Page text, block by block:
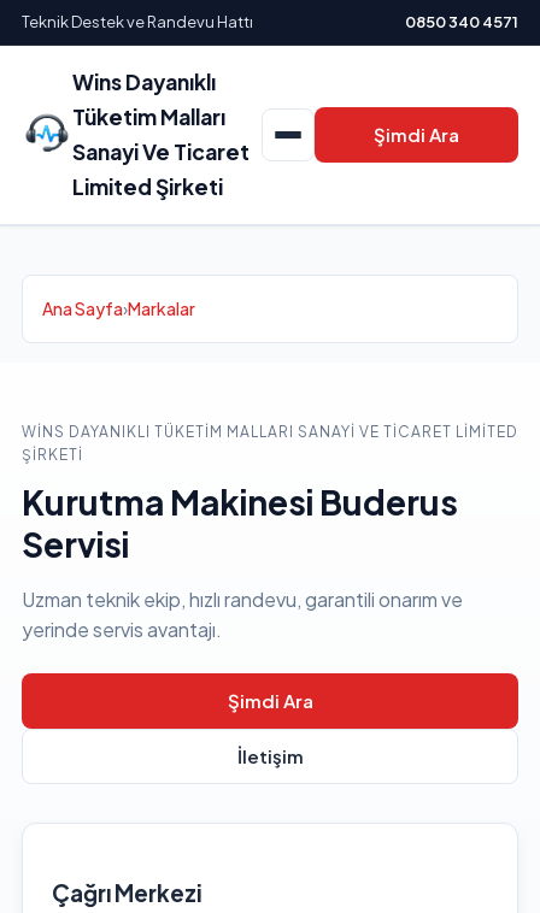
Teknik Destek ve Randevu Hattı 0850 340 4571
Wins Dayanıklı
Tüketim Malları
Sanayi Ve Ticaret
Limited Şirketi
Şimdi Ara
Ana Sayfa›Markalar
WINS DAYANIKLI TÜKETIM MALLARI SANAYI VE TICARET LIMITED
ŞIRKETI
Kurutma Makinesi Buderus
Servisi
Uzman teknik ekip, hızlı randevu, garantili onarım ve
yerinde servis avantajı.
Şimdi Ara
İletişim
Çağrı Merkezi